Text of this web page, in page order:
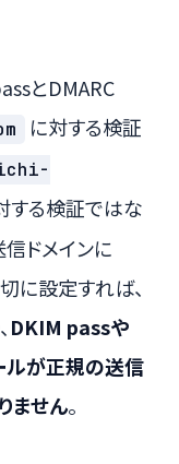
とDMARC
に対する検証
する検証ではな
ドメインに
に設定すれば、
DKIM passや
ルが正規の送信
ません。